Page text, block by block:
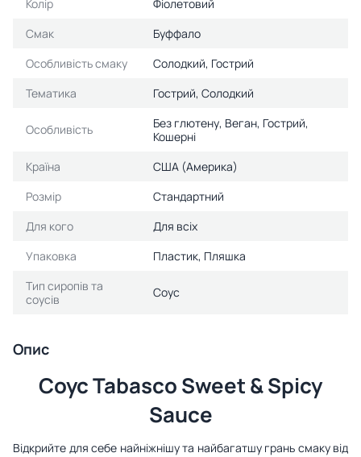
Колір
Фіолетовий
Смак
Буффало
Особливість смаку
Солодкий, Гострий
Тематика
Гострий, Солодкий
Особливість
Без глютену, Веган, Гострий,
Кошерні
Країна
США (Америка)
Розмір
Стандартний
Для кого
Для всіх
Упаковка
Пластик, Пляшка
Тип сиропів та
соусів
Соус
Опис
Соус Tabasco Sweet & Spicy
Sauce
Відкрийте для себе найніжнішу та найбагатшу грань смаку від